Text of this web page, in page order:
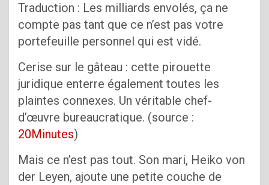
Traduction : Les milliards envolés, ça ne
compte pas tant que ce n’est pas votre
portefeuille personnel qui est vidé.
Cerise sur le gâteau : cette pirouette
juridique enterre également toutes les
plaintes connexes. Un véritable chef-
d’œuvre bureaucratique. (source :
20Minutes)
Mais ce n’est pas tout. Son mari, Heiko von
der Leyen, ajoute une petite couche de